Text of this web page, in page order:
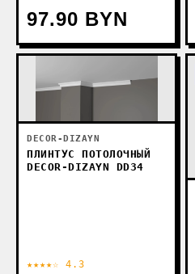
БЕЛЫЙ)
97.90 BYN
DECOR-DIZAYN
ПЛИНТУС ПОТОЛОЧНЫЙ
DECOR-DIZAYN DD34
★★★★☆ 4.3